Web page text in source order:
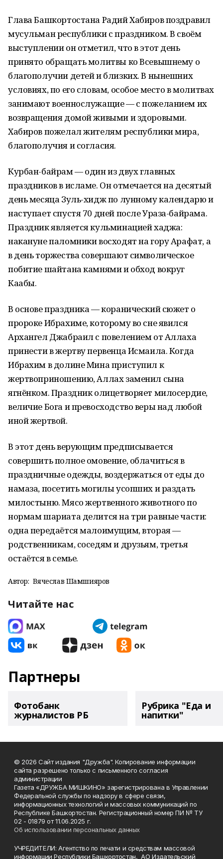
Глава Башкортостана Радий Хабиров поздравил
мусульман республики с праздником. В своём
выступлении он отметил, что в этот день
принято обращать молитвы ко Всевышнему о
благополучии детей и близких. В нынешних
условиях, по его словам, особое место в молитвах
занимают военнослужащие — с пожеланием их
возвращения домой живыми и здоровыми.
Хабиров пожелал жителям республики мира,
благополучия и согласия.
Курбан-байрам — один из двух главных
праздников в исламе. Он отмечается на десятый
день месяца Зуль-хидж по лунному календарю и
наступает спустя 70 дней после Ураза-байрама.
Праздник является кульминацией хаджа:
накануне паломники восходят на гору Арафат, а
в день торжества совершают символическое
побитие шайтана камнями и обход вокруг
Каабы.
В основе праздника — коранический сюжет о
пророке Ибрахиме, которому во сне явился
Архангел Джабраил с повелением от Аллаха
принести в жертву первенца Исмаила. Когда
Ибрахим в долине Мина приступил к
жертвоприношению, Аллах заменил сына
ягнёнком. Праздник олицетворяет милосердие,
величие Бога и превосходство веры над любой
иной жертвой.
В этот день верующим предписывается
совершить полное омовение, облачиться в
праздничные одежды, воздержаться от еды до
намаза, посетить могилы усопших и раздать
милостыню. Мясо жертвенного животного по
нормам шариата делится на три равные части:
одна передаётся малоимущим, вторая —
родственникам, соседям и друзьям, третья
остаётся в семье.
Автор: Вячеслав Шамшияров
Читайте нас
Партнеры
Фотобанк
журналистов РБ
Рубрика "Еда и
напитки"
© 2026 Сайт издания "Дружба". Копирование информации
сайта разрешено только с письменного согласия
администрации
Газета «ДРУЖБА МИШКИНО» зарегистрирована в Управлении
Федеральной службы по надзору в сфере связи,
информационных технологий и массовых коммуникаций по
Республике Башкортостан. Регистрационный номер ПИ № ТУ
02 - 01879 от 11.06.2025 г.
Об использовании персональных данных
УЧРЕДИТЕЛИ: Агентство по печати и средствам массовой
информации Республики Башкортостан, АО Издательский